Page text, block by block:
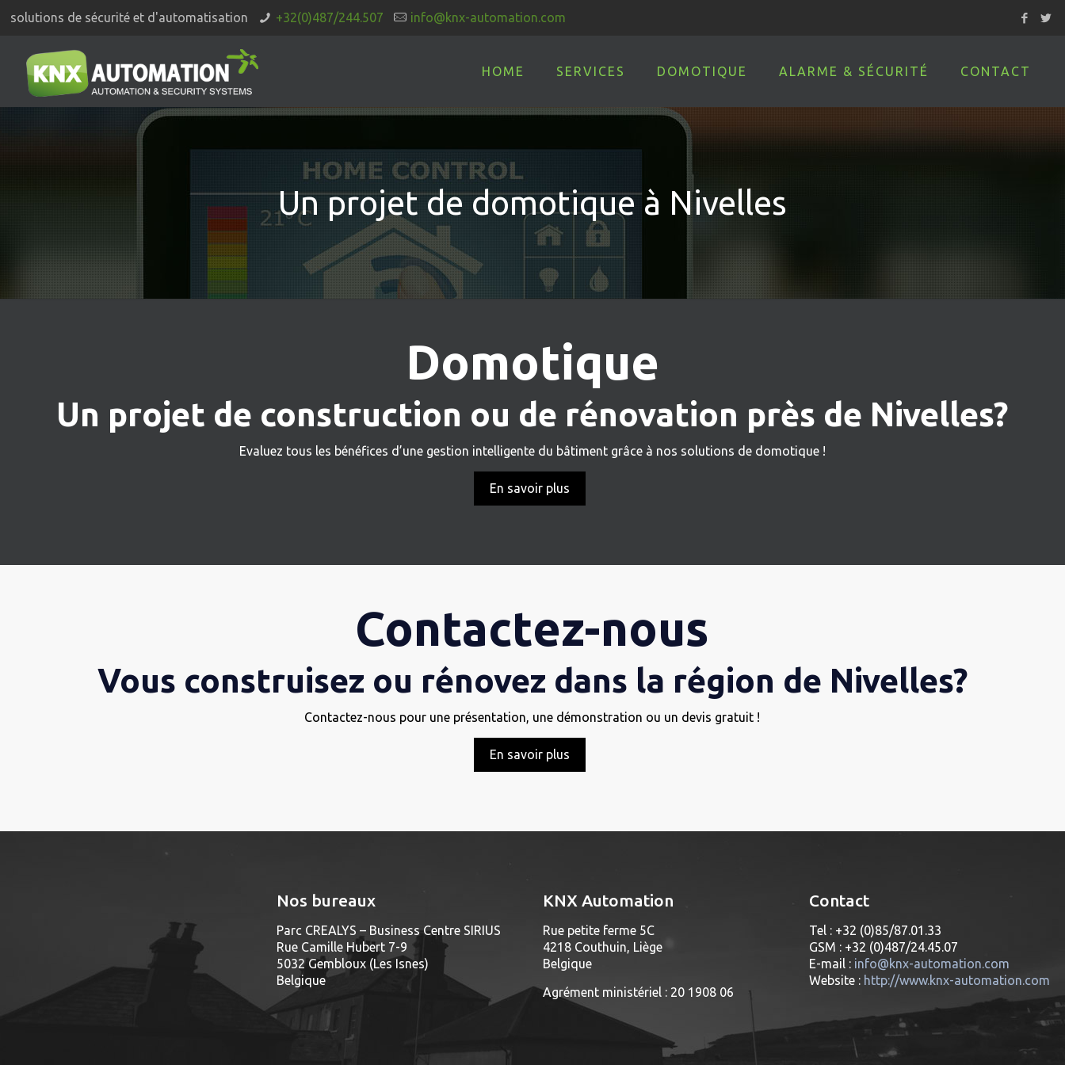
solutions de sécurité et d'automatisation +32(0)487/244.507 info@knx-automation.com
HOME SERVICES DOMOTIQUE ALARME & SÉCURITÉ CONTACT
Un projet de domotique à Nivelles
Domotique
Un projet de construction ou de rénovation près de Nivelles?
Evaluez tous les bénéfices d’une gestion intelligente du bâtiment grâce à nos solutions de domotique !
En savoir plus
Contactez-nous
Vous construisez ou rénovez dans la région de Nivelles?
Contactez-nous pour une présentation, une démonstration ou un devis gratuit !
En savoir plus
Nos bureaux
Parc CREALYS – Business Centre SIRIUS
Rue Camille Hubert 7-9
5032 Gembloux (Les Isnes)
Belgique
KNX Automation
Rue petite ferme 5C
4218 Couthuin, Liège
Belgique
Agrément ministériel : 20 1908 06
Contact
Tel : +32 (0)85/87.01.33
GSM : +32 (0)487/24.45.07
E-mail : info@knx-automation.com
Website : http://www.knx-automation.com